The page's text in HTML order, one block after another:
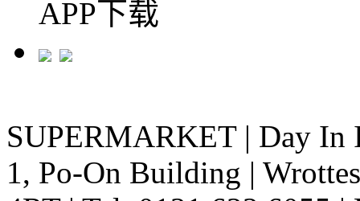
APP下载
SUPERMARKET | Day In
1, Po-On Building |